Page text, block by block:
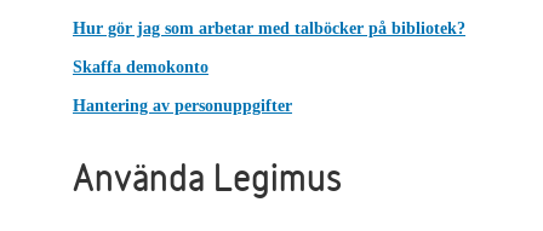
Hur gör jag som arbetar med talböcker på bibliotek?
Skaffa demokonto
Hantering av personuppgifter
Använda Legimus